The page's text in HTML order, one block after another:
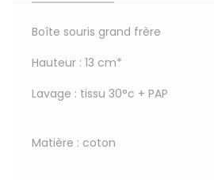
Boîte souris grand frère
Hauteur : 13 cm*
Lavage : tissu 30°c + PAP
Matière : coton